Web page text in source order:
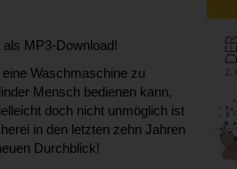
MP3-Download!
Waschmaschine zu
Mensch bedienen kann,
doch nicht unmöglich ist
in den letzten zehn Jahren
Durchblick!